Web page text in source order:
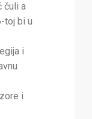
čuli a
toj bi u
i
i